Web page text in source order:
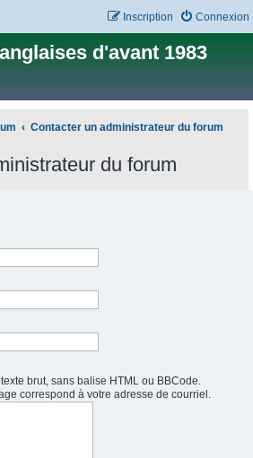
Connexion
Inscription
d'avant 1983
Contacter un administrateur du forum
du forum
brut, sans balise HTML ou BBCode.
correspond à votre adresse de courriel.